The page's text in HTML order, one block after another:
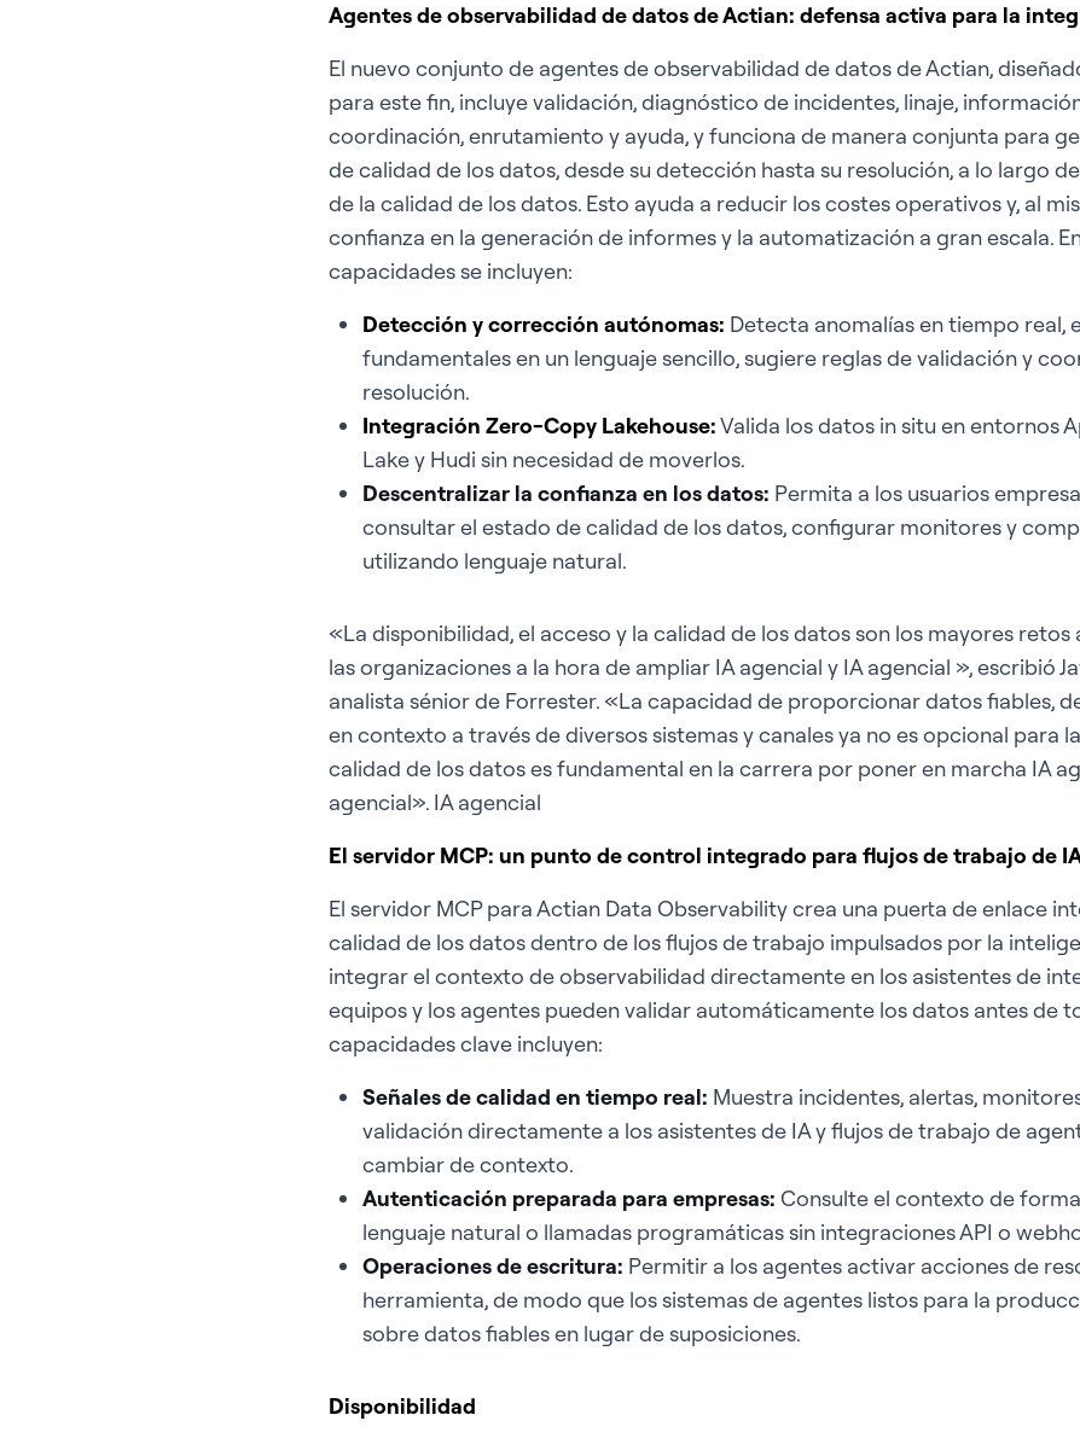
Agentes de observabilidad de datos de Actian: defensa activa para la
El nuevo conjunto de agentes de observabilidad de datos de Actian,
para este fin, incluye validación, diagnóstico de incidentes, linaje,
coordinación, enrutamiento y ayuda, y funciona de manera conjunta para
de calidad de los datos, desde su detección hasta su resolución, a lo largo
de la calidad de los datos. Esto ayuda a reducir los costes operativos y, al
confianza en la generación de informes y la automatización a gran escala.
capacidades se incluyen:
Detección y corrección autónomas: Detecta anomalías en tiempo real,
fundamentales en un lenguaje sencillo, sugiere reglas de validación y
resolución.
Integración Zero-Copy Lakehouse:Valida los datos in situ en entornos
Lake y Hudi sin necesidad de moverlos.
Descentralizar la confianza en los datos: Permita a los usuarios
consultar el estado de calidad de los datos, configurar monitores y
utilizando lenguaje natural.
«La disponibilidad, el acceso y la calidad de los datos son los mayores retos
las organizaciones a la hora de ampliar IA agencial y IA agencial », escribió
analista sénior de Forrester. «La capacidad de proporcionar datos fiables,
en contexto a través de diversos sistemas y canales ya no es opcional para
calidad de los datos es fundamental en la carrera por poner en marcha IA
agencial». IA agencial
El servidor MCP: un punto de control integrado para flujos de trabajo de
El servidor MCP para Actian Data Observability crea una puerta de enlace
calidad de los datos dentro de los flujos de trabajo impulsados por la
integrar el contexto de observabilidad directamente en los asistentes de
equipos y los agentes pueden validar automáticamente los datos antes de
capacidades clave incluyen:
Señales de calidad en tiempo real: Muestra incidentes, alertas,
validación directamente a los asistentes de IA y flujos de trabajo de
cambiar de contexto.
Autenticación preparada para empresas: Consulte el contexto de
lenguaje natural o llamadas programáticas sin integraciones API o
Operaciones de escritura: Permitir a los agentes activar acciones de
herramienta, de modo que los sistemas de agentes listos para la
sobre datos fiables en lugar de suposiciones.
Disponibilidad